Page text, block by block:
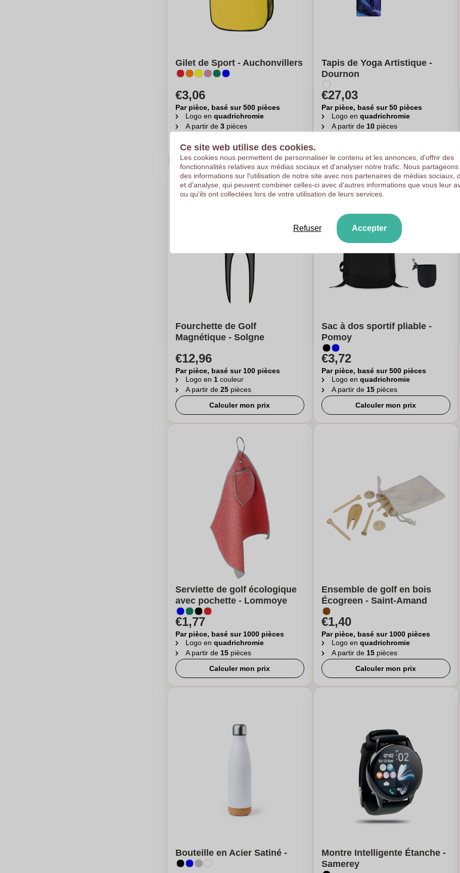
Gilet de Sport - Auchonvillers
€3,06
Par pièce, basé sur 500 pièces
Logo en quadrichromie
A partir de 3 pièces
Tapis de Yoga Artistique -
Dournon
€27,03
Par pièce, basé sur 50 pièces
Logo en quadrichromie
A partir de 10pièces
Fourchette de Golf
Magnétique - Solgne
€12,96
Par pièce, basé sur 100 pièces
Logo en 1 couleur
A partir de 25 pièces
Calculer mon prix
Sac à dos sportif pliable -
Pomoy
€3,72
Par pièce, basé sur 500 pièces
Logo en quadrichromie
A partir de 15pièces
Calculer mon prix
Serviette de golf écologique
avec pochette - Lommoye
€1,77
Par pièce, basé sur 1000 pièces
Logo en quadrichromie
A partir de 15 pièces
Calculer mon prix
Ensemble de golf en bois
Écogreen - Saint-Amand
€1,40
Par pièce, basé sur 1000 pièces
Logo en quadrichromie
A partir de 15pièces
Calculer mon prix
Bouteille en Acier Satiné -
Montre Intelligente Étanche -
Samerey
Ce site web utilise des cookies.
Les cookies nous permettent de personnaliser le contenu et les annonces, d'offrir des
fonctionnalités relatives aux médias sociaux et d'analyser notre trafic. Nous
des informations sur l'utilisation de notre site avec nos partenaires de médias sociaux,
et d'analyse, qui peuvent combiner celles-ci avec d'autres informations que vous leur
ou qu'ils ont collectées lors de votre utilisation de leurs services.
Refuser Accepter